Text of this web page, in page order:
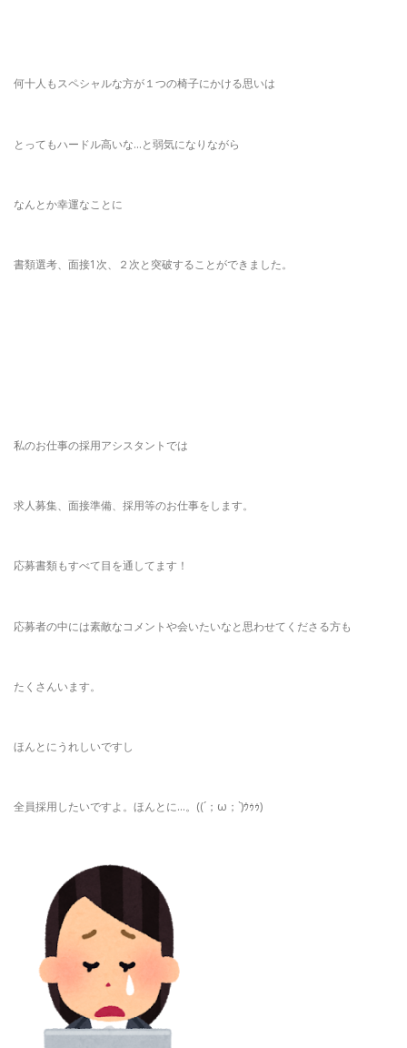
何十人もスペシャルな方が１つの椅子にかける思いは
とってもハードル高いな…と弱気になりながら
なんとか幸運なことに
書類選考、面接1次、２次と突破することができました。
私のお仕事の採用アシスタントでは
求人募集、面接準備、採用等のお仕事をします。
応募書類もすべて目を通してます！
応募者の中には素敵なコメントや会いたいなと思わせてくださる方も
たくさんいます。
ほんとにうれしいですし
全員採用したいですよ。ほんとに…。((´；ω；`)ｳｩｩ)